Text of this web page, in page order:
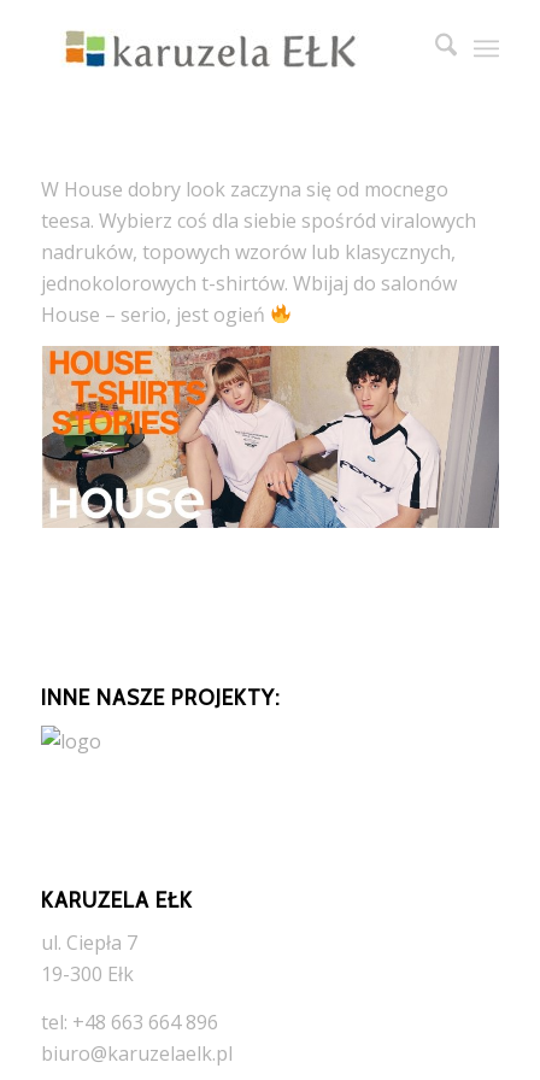
W House dobry look zaczyna się od mocnego
teesa. Wybierz coś dla siebie spośród viralowych
nadruków, topowych wzorów lub klasycznych,
jednokolorowych t-shirtów. Wbijaj do salonów
House – serio, jest ogień
INNE NASZE PROJEKTY:
KARUZELA EŁK
ul. Ciepła 7
19-300 Ełk
tel: +48 663 664 896
biuro@karuzelaelk.pl